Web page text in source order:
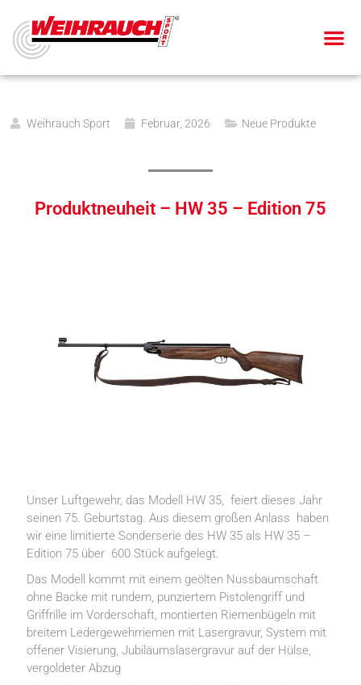
Weihrauch Sport Februar, 2026 Neue Produkte
Produktneuheit – HW 35 – Edition 75
Unser Luftgewehr, das Modell HW 35, feiert dieses Jahr
seinen 75. Geburtstag. Aus diesem großen Anlass haben
wir eine limitierte Sonderserie des HW 35 als HW 35 –
Edition 75 über 600 Stück aufgelegt.
Das Modell kommt mit einem geölten Nussbaumschaft
ohne Backe mit rundem, punziertem Pistolengriff und
Griffrille im Vorderschaft, montierten Riemenbügeln mit
breitem Ledergewehrriemen mit Lasergravur, System mit
offener Visierung, Jubiläumslasergravur auf der Hülse,
vergoldeter Abzug